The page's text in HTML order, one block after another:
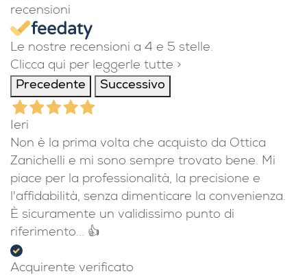
recensioni
Le nostre recensioni a 4 e 5 stelle.
Clicca qui per leggerle tutte >
Precedente
Successivo
Ieri
Non è la prima volta che acquisto da Ottica
Zanichelli e mi sono sempre trovato bene. Mi
piace per la professionalità, la precisione e
l'affidabilità, senza dimenticare la convenienza.
È sicuramente un validissimo punto di
riferimento... 👍
Acquirente verificato